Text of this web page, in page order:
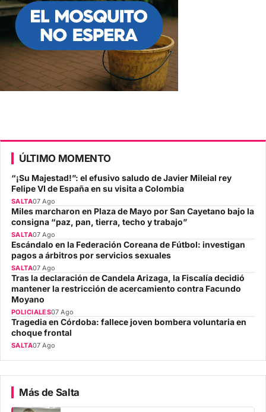
ÚLTIMO MOMENTO
“¡Su Majestad!”: el efusivo saludo de Javier Mileial rey
Felipe VI de España en su visita a Colombia
SALTA07 Ago
Miles marcharon en Plaza de Mayo por San Cayetano bajo la
consigna “paz, pan, tierra, techo y trabajo”
SALTA07 Ago
Escándalo en la Federación Coreana de Fútbol: investigan
pagos a árbitros por servicios sexuales
SALTA07 Ago
Tras la declaración de Candela Arizaga, la Fiscalía decidió
mantener la restricción de acercamiento contra Facundo
Moyano
POLICIALES07 Ago
Tragedia en Córdoba: fallece joven bombera voluntaria en
choque frontal
SALTA07 Ago
Más de Salta